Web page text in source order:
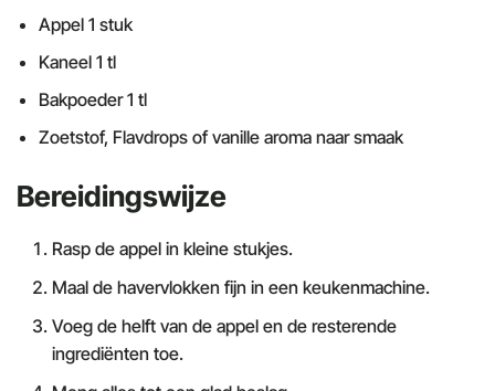
Appel 1 stuk
Kaneel 1 tl
Bakpoeder 1 tl
Zoetstof, Flavdrops of vanille aroma naar smaak
Bereidingswijze
Rasp de appel in kleine stukjes.
Maal de havervlokken fijn in een keukenmachine.
Voeg de helft van de appel en de resterende
ingrediënten toe.